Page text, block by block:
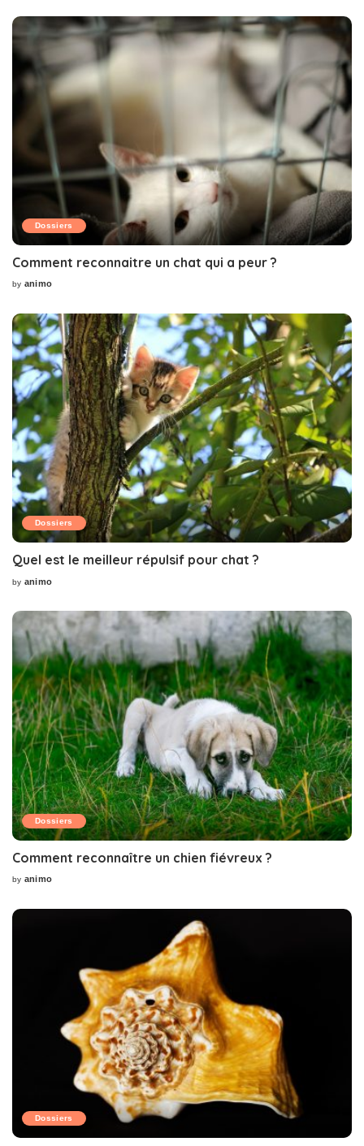
Dossiers
Comment reconnaitre un chat qui a peur ?
Posted
by animo
Dossiers
Quel est le meilleur répulsif pour chat ?
Posted
by animo
Dossiers
Comment reconnaître un chien fiévreux ?
Posted
by animo
Dossiers